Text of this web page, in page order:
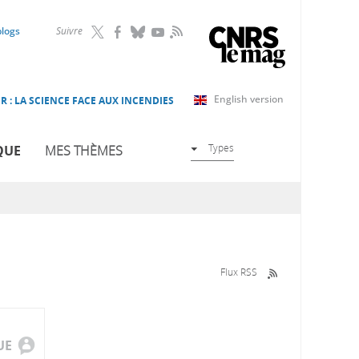
Suivre RSS
English version
: LA SCIENCE FACE AUX INCENDIES
MES THÈMES Types
Flux RSS